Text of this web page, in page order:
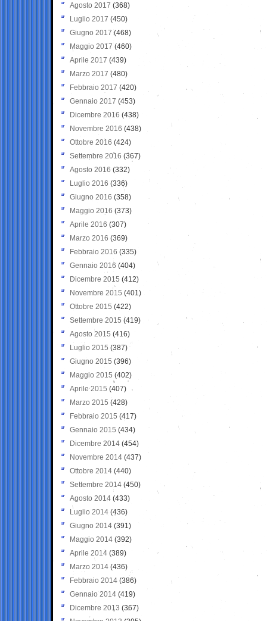
Agosto 2017 (368)
Luglio 2017 (450)
Giugno 2017 (468)
Maggio 2017 (460)
Aprile 2017 (439)
Marzo 2017 (480)
Febbraio 2017 (420)
Gennaio 2017 (453)
Dicembre 2016 (438)
Novembre 2016 (438)
Ottobre 2016 (424)
Settembre 2016 (367)
Agosto 2016 (332)
Luglio 2016 (336)
Giugno 2016 (358)
Maggio 2016 (373)
Aprile 2016 (307)
Marzo 2016 (369)
Febbraio 2016 (335)
Gennaio 2016 (404)
Dicembre 2015 (412)
Novembre 2015 (401)
Ottobre 2015 (422)
Settembre 2015 (419)
Agosto 2015 (416)
Luglio 2015 (387)
Giugno 2015 (396)
Maggio 2015 (402)
Aprile 2015 (407)
Marzo 2015 (428)
Febbraio 2015 (417)
Gennaio 2015 (434)
Dicembre 2014 (454)
Novembre 2014 (437)
Ottobre 2014 (440)
Settembre 2014 (450)
Agosto 2014 (433)
Luglio 2014 (436)
Giugno 2014 (391)
Maggio 2014 (392)
Aprile 2014 (389)
Marzo 2014 (436)
Febbraio 2014 (386)
Gennaio 2014 (419)
Dicembre 2013 (367)